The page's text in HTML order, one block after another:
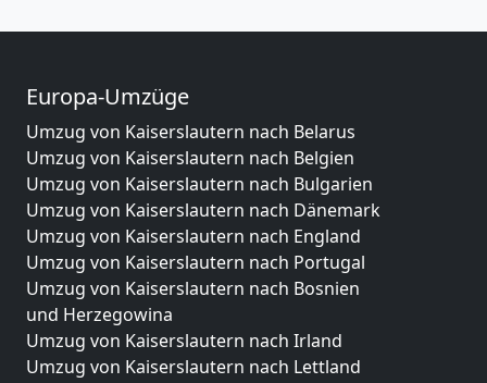
Europa-Umzüge
Umzug von Kaiserslautern nach Belarus
Umzug von Kaiserslautern nach Belgien
Umzug von Kaiserslautern nach Bulgarien
Umzug von Kaiserslautern nach Dänemark
Umzug von Kaiserslautern nach England
Umzug von Kaiserslautern nach Portugal
Umzug von Kaiserslautern nach Bosnien
und Herzegowina
Umzug von Kaiserslautern nach Irland
Umzug von Kaiserslautern nach Lettland